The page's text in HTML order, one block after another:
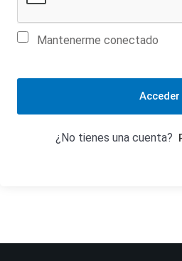
Mantenerme conectado
Acceder
¿No tienes una cuenta?